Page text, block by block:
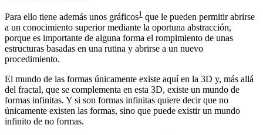
Para ello tiene además unos gráficos1 que le pueden permitir abrirse
a un conocimiento superior mediante la oportuna abstracción,
porque es importante de alguna forma el rompimiento de unas
estructuras basadas en una rutina y abrirse a un nuevo
procedimiento.
El mundo de las formas únicamente existe aquí en la 3D y, más allá
del fractal, que se complementa en esta 3D, existe un mundo de
formas infinitas. Y si son formas infinitas quiere decir que no
únicamente existen las formas, sino que puede existir un mundo
infinito de no formas.